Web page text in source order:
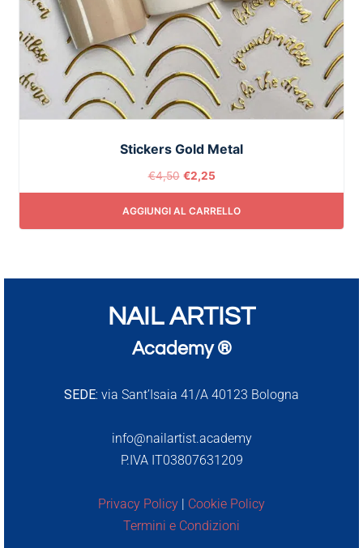
Stickers Gold Metal
€4,50 €2,25
AGGIUNGI AL CARRELLO
NAIL ARTIST
Academy ®
SEDE: via Sant’Isaia 41/A 40123 Bologna
info@nailartist.academy
P.IVA IT03807631209
Privacy Policy | Cookie Policy
Termini e Condizioni